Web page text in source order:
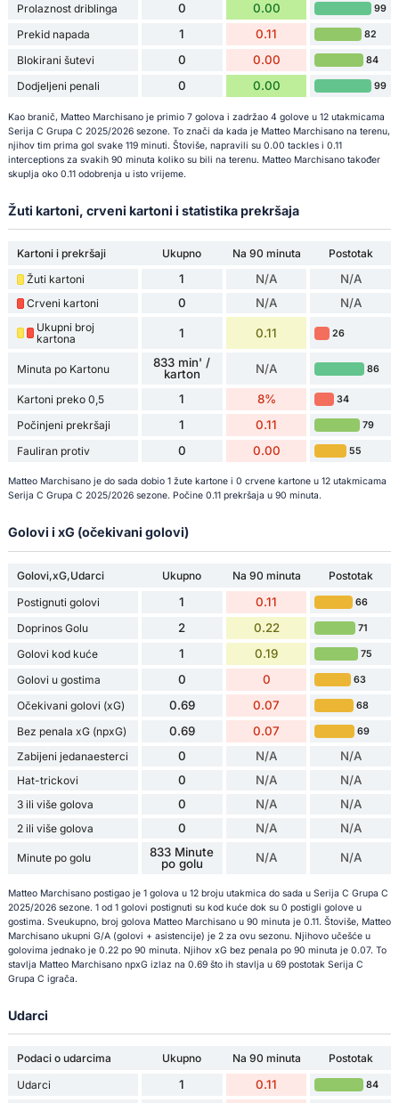
Prolaznost driblinga 0 0.00 99
Prekid napada 1 0.11 82
Blokirani šutevi 0 0.00 84
Dodjeljeni penali 0 0.00 99
Kao branič, Matteo Marchisano je primio 7 golova i zadržao 4 golove u 12 utakmicama
Serija C Grupa C 2025/2026 sezone. To znači da kada je Matteo Marchisano na terenu,
njihov tim prima gol svake 119 minuti. Štoviše, napravili su 0.00 tackles i 0.11
interceptions za svakih 90 minuta koliko su bili na terenu. Matteo Marchisano također
skuplja oko 0.11 odobrenja u isto vrijeme.
Žuti kartoni, crveni kartoni i statistika prekršaja
Kartoni i prekršaji Ukupno Na 90 minuta
Postotak
Žuti kartoni
1 N/A N/A
Crveni kartoni 0 N/A N/A
Ukupni broj
kartona
1 0.11 26
Minuta po Kartonu
833 min' /
karton
N/A 86
Kartoni preko 0,5 1 8% 34
Počinjeni prekršaji 1 0.11 79
Fauliran protiv 0 0.00 55
Matteo Marchisano je do sada dobio 1 žute kartone i 0 crvene kartone u 12 utakmicama
Serija C Grupa C 2025/2026 sezone. Počine 0.11 prekršaja u 90 minuta.
Golovi i xG (očekivani golovi)
Golovi,xG,Udarci Ukupno Na 90 minuta
Postotak
Postignuti golovi
1 0.11 66
Doprinos Golu 2 0.22 71
Golovi kod kuće 1 0.19 75
Golovi u gostima 0 0 63
Očekivani golovi (xG) 0.69 0.07 68
Bez penala xG (npxG) 0.69 0.07 69
Zabijeni jedanaesterci 0 N/A N/A
Hat-trickovi 0 N/A N/A
3 ili više golova 0 N/A N/A
2 ili više golova 0 N/A N/A
Minute po golu
833 Minute
po golu
N/A N/A
Matteo Marchisano postigao je 1 golova u 12 broju utakmica do sada u Serija C Grupa C
2025/2026 sezone. 1 od 1 golovi postignuti su kod kuće dok su 0 postigli golove u
gostima. Sveukupno, broj golova Matteo Marchisano u 90 minuta je 0.11. Štoviše, Matteo
Marchisano ukupni G/A (golovi + asistencije) je 2 za ovu sezonu. Njihovo učešće u
golovima jednako je 0.22 po 90 minuta. Njihov xG bez penala po 90 minuta je 0.07. To
stavlja Matteo Marchisano npxG izlaz na 0.69 što ih stavlja u 69 postotak Serija C
Grupa C igrača.
Udarci
Podaci o udarcima Ukupno Na 90 minuta
Postotak
Udarci
1 0.11 84